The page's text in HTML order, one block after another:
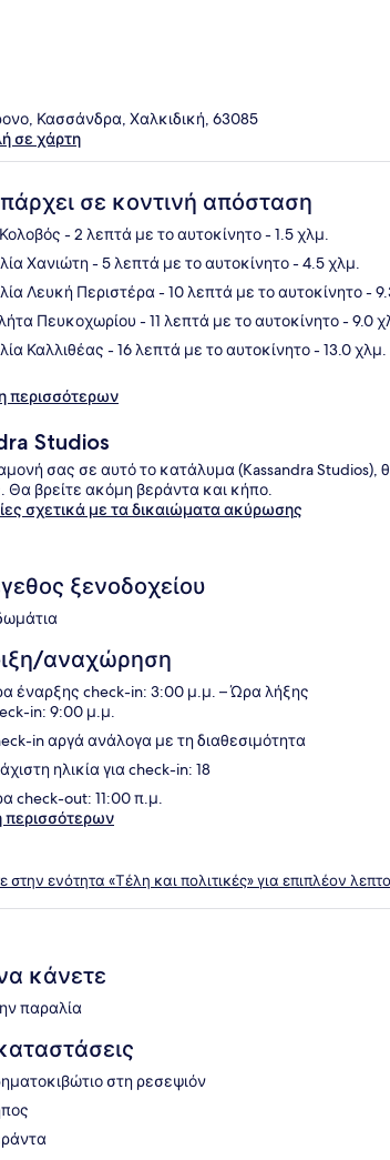
Κασσάνδρα, Χαλκιδική, 63085
σε χάρτη
σε κοντινή απόσταση
- 2 λεπτά με το αυτοκίνητο- 1.5 χλμ.
Χανιώτη- 5 λεπτά με το αυτοκίνητο- 4.5 χλμ.
Λευκή Περιστέρα - 10 λεπτά με το αυτοκίνητο-
Πευκοχωρίου - 11 λεπτά με το αυτοκίνητο- 9.0
Καλλιθέας - 16 λεπτά με το αυτοκίνητο- 13.0 χλμ.
περισσότερων
Studios
σας σε αυτό το κατάλυμα (Kassandra Studios),
Θα βρείτε ακόμη βεράντα και κήπο.
σχετικά με τα δικαιώματα ακύρωσης
ξενοδοχείου
αναχώρηση
έναρξης check-in: 3:00 μ.μ. – Ώρα λήξης
in: 9:00 μ.μ.
in αργά ανάλογα με τη διαθεσιμότητα
ηλικία για check-in: 18
check-out: 11:00 π.μ.
περισσότερων
στην ενότητα «Τέλη και πολιτικές» για επιπλέον
κάνετε
παραλία
στη ρεσεψιόν